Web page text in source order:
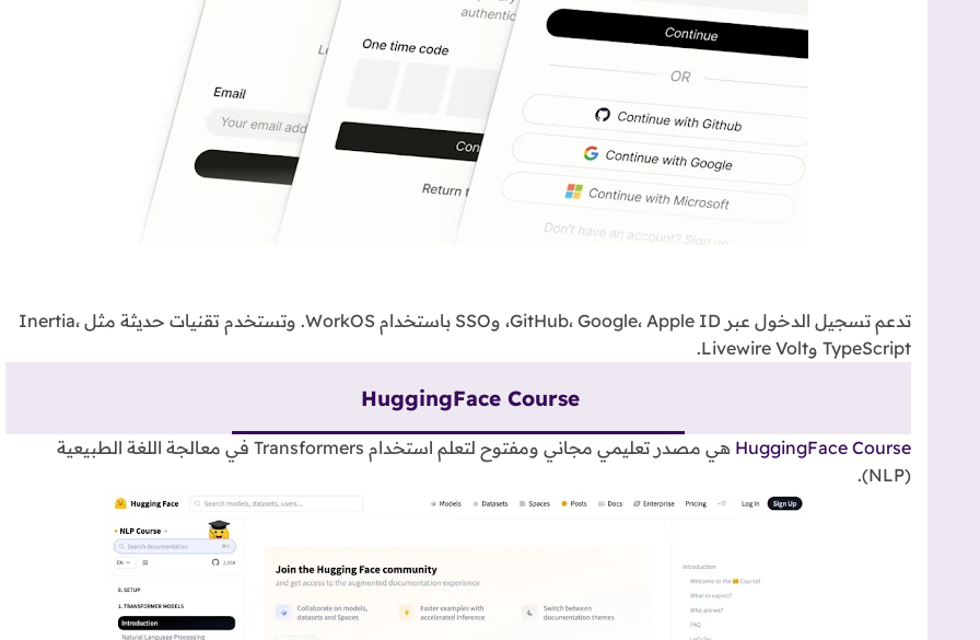
تدعم تسجيل الدخول عبر GitHub، Google، Apple ID، وSSO باستخدام WorkOS. وتستخدم تقنيات حديثة مثل Inertia،
TypeScript وLivewire Volt.
HuggingFace Course
HuggingFace Course
هي مصدر تعليمي مجاني ومفتوح لتعلم استخدام Transformers في معالجة اللغة الطبيعية
(NLP).